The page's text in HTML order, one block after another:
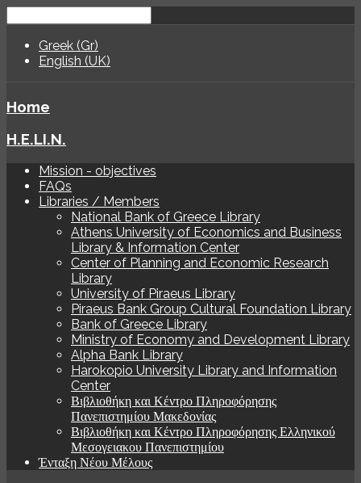
Greek (Gr)
English (UK)
Home
H.E.LI.N.
Mission - objectives
FAQs
Libraries / Members
National Bank of Greece Library
Athens University of Economics and Business
Library & Information Center
Center of Planning and Economic Research
Library
University of Piraeus Library
Piraeus Bank Group Cultural Foundation Library
Bank of Greece Library
Ministry of Economy and Development Library
Alpha Bank Library
Harokopio University Library and Information
Center
Βιβλιοθήκη και Κέντρο Πληροφόρησης
Πανεπιστημίου Μακεδονίας
Βιβλιοθήκη και Κέντρο Πληροφόρησης Ελληνικού
Μεσογειακου Πανεπιστημίου
Ένταξη Νέου Μέλους